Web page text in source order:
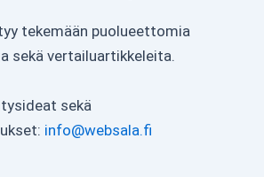
tekemään puolueettomia
sekä vertailuartikkeleita.
sekä
info@websala.fi